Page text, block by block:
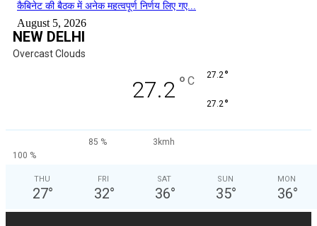
कैबिनेट की बैठक में अनेक महत्वपूर्ण निर्णय लिए गए...
August 5, 2026
NEW DELHI
Overcast Clouds
27.2 ° C 27.2°
27.2°
85 %
3kmh
100 %
THU
27°
FRI
32°
SAT
36°
SUN
35°
MON
36°